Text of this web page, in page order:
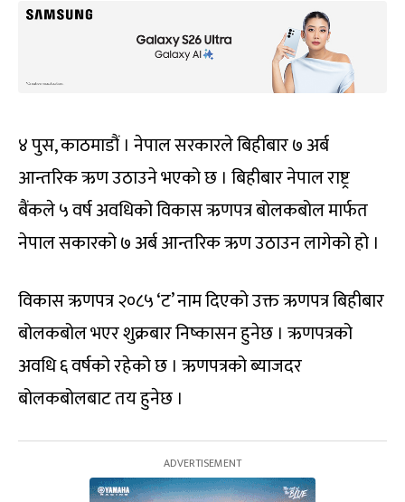
४ पुस, काठमाडौं । नेपाल सरकारले बिहीबार ७ अर्ब
आन्तरिक ऋण उठाउने भएको छ । बिहीबार नेपाल राष्ट्र
बैंकले ५ वर्ष अवधिको विकास ऋणपत्र बोलकबोल मार्फत
नेपाल सकारको ७ अर्ब आन्तरिक ऋण उठाउन लागेको हो ।
विकास ऋणपत्र २०८५ ‘ट’ नाम दिएको उक्त ऋणपत्र बिहीबार
बोलकबोल भएर शुक्रबार निष्कासन हुनेछ । ऋणपत्रको
अवधि ६ वर्षको रहेको छ । ऋणपत्रको ब्याजदर
बोलकबोलबाट तय हुनेछ ।